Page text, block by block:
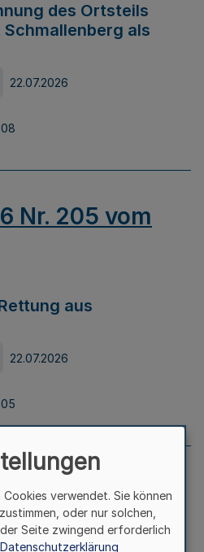
des Ortsteils
als
22.07.2026
Nr. 205 vom
aus
22.07.2026
Nr. 204 vom
verwendet. Sie können
oder nur solchen,
Seite zwingend erforderlich
Datenschutzerklärung